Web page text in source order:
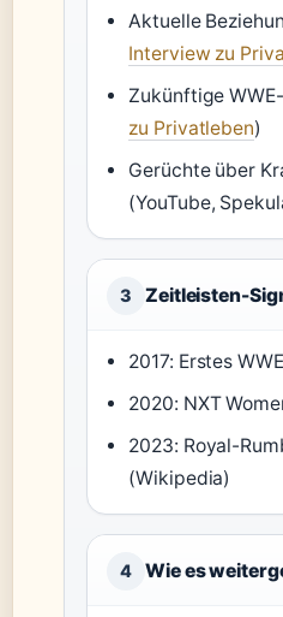
Aktuelle
Interview zu
Zukünftige
zu Privatleben)
Gerüchte über
(YouTube,
3 Zeitleisten-
2017: Erstes
2020: NXT
2023: Royal-
(Wikipedia)
4 Wie es